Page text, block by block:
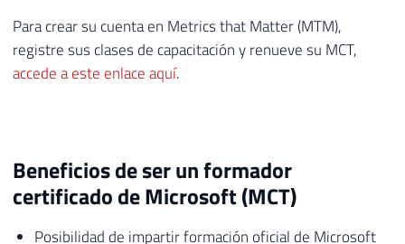
Para crear su cuenta en Metrics that Matter (MTM),
registre sus clases de capacitación y renueve su MCT,
accede a este enlace aquí.
Beneficios de ser un formador
certificado de Microsoft (MCT)
Posibilidad de impartir formación oficial de Microsoft